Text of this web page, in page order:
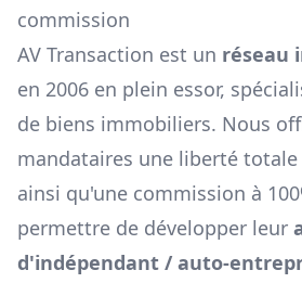
commission
AV Transaction est un réseau
en 2006 en plein essor,
de biens immobiliers. Nous
mandataires une liberté
ainsi qu'une commission à
permettre de développer leur
d'indépendant / auto-